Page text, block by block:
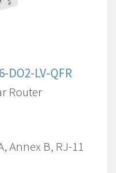
DO2-LV-QFR
Router
Annex B, RJ-11